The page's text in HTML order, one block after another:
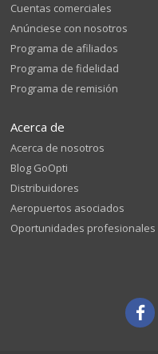
Cuentas comerciales
Anúnciese con nosotros
Programa de afiliados
Programa de fidelidad
Programa de remisión
Acerca de
Acerca de nosotros
Blog GoOpti
Distribuidores
Aeropuertos asociados
Oportunidades profesionales